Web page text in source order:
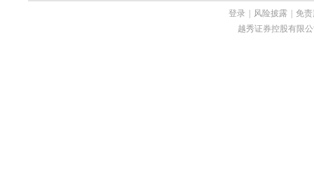
登录 风险披露
免
越秀证券控股有限公